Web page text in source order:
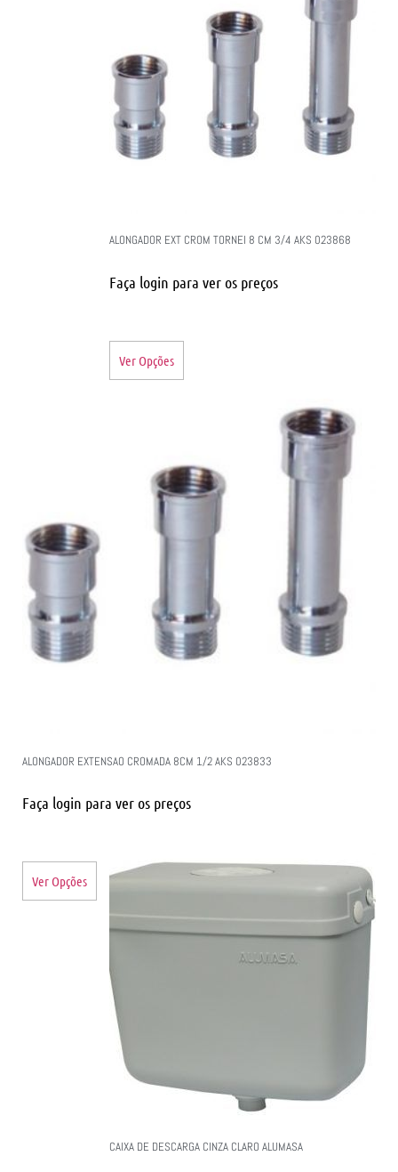
ALONGADOR EXT CROM TORNEI 8 CM 3/4 AKS 023868
Faça login para ver os preços
Ver Opções
ALONGADOR EXTENSAO CROMADA 8CM 1/2 AKS 023833
Faça login para ver os preços
Ver Opções
CAIXA DE DESCARGA CINZA CLARO ALUMASA